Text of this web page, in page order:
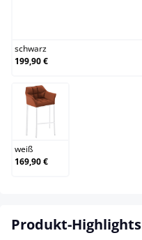
schwarz
199,90 €
weiß
weiß
169,90 €
Produkt-Highlights